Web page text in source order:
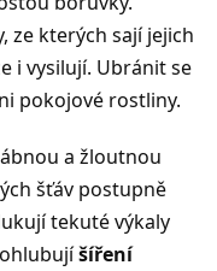
ze kterých sají jejich
i vysilují. Ubránit se
pokojové rostliny.
a žloutnou
šťáv postupně
tekuté výkaly
šíření